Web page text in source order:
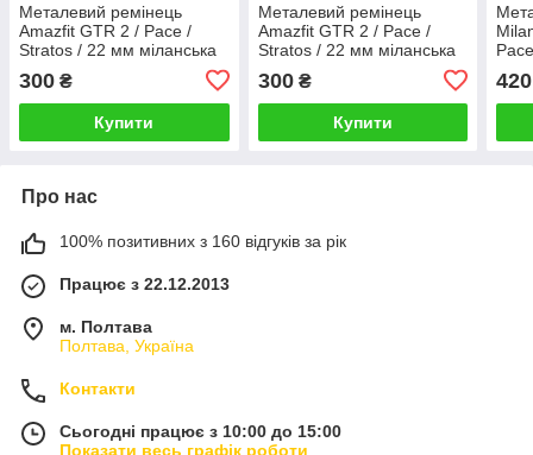
Металевий ремінець
Amazfit GTR 2 / Pace /
Stratos / 22 мм міланська
300 ₴
Купити
Металевий ремінець
Amazfit GTR 2 / Pace /
Stratos / 22 мм міланська
300₴
Купити
420
Про нас
100% позитивних з 160 відгуків за рік
Працює з 22.12.2013
м. Полтава
Полтава, Україна
Контакти
Сьогодні працює з 10:00 до 15:00
Показати весь графік роботи